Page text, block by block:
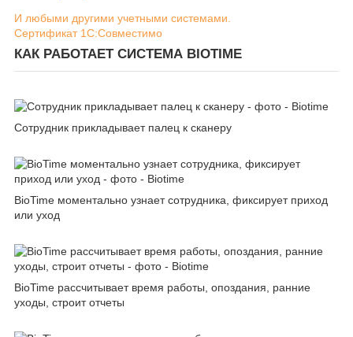
И любыми другими учетными системами.
Сертификат 1С:Совместимо
КАК РАБОТАЕТ СИСТЕМА BIOTIME
Сотрудник прикладывает палец к сканеру
BioTime моментально узнает сотрудника, фиксирует приход
или уход
BioTime рассчитывает время работы, опоздания, ранние
уходы, строит отчеты